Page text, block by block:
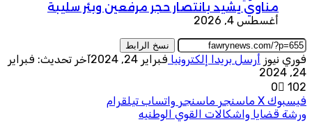
مناوي يشيد بانتصار حجر مرفعين وبئر سليبة
أغسطس 4, 2026
نسخ الرابط
فوري نيوز أرسل بريدا إلكترونيا فبراير 24, 2024
آخر تحديث: فبراير
24, 2024
0
102
فيسبوك ‫X ماسنجر ماسنجر واتساب تيلقرام
ورشة قضايا واشكالات القوي الوطنيه